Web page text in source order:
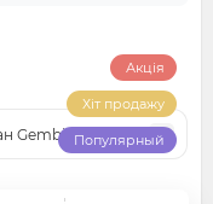
Акція
Хіт продажу
Популярный
Gembird EE2-U2S-5 Black